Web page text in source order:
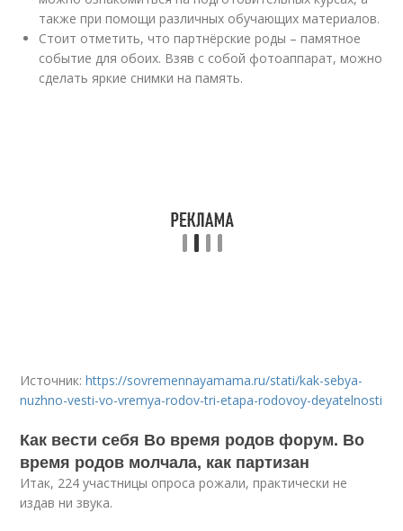
также при помощи различных обучающих материалов.
Стоит отметить, что партнёрские роды – памятное
событие для обоих. Взяв с собой фотоаппарат, можно
сделать яркие снимки на память.
Источник:https://sovremennayamama.ru/stati/kak-sebya-
nuzhno-vesti-vo-vremya-rodov-tri-etapa-rodovoy-deyatelnosti
Как вести себя Во время родов форум. Во
время родов молчала, как партизан
Итак, 224 участницы опроса рожали, практически не
издав ни звука.